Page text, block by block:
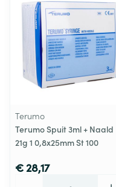
Terumo
Terumo Spuit 3ml + Naald
21g 1 0,8x25mm St 100
€ 28,17